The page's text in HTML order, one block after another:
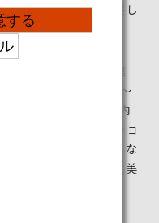
で、池を中心に回遊し
きます。
式を踏襲した木造建
、大正時代（1912〜
融合しています。内
の伝統美術コレクショ
るので、庭園を眺めな
館では古美術や現代美
。
する